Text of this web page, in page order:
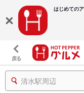
はじめての
戻る
清水駅周辺